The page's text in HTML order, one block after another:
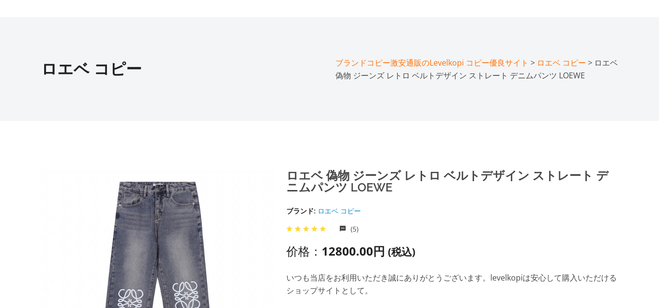
ロエベ コピー ブランドコピー激安通販のLevelkopi コピー優良サイト > ロエベ コピー > ロエベ
偽物 ジーンズ レトロ ベルトデザイン ストレート デニムパンツ LOEWE
ロエベ 偽物 ジーンズ レトロ ベルトデザイン ストレート デ
ニムパンツ LOEWE
ブランド: ロエベ コピー
(5)
价格： 12800.00円 (税込)
いつも当店をお利用いただき誠にありがとうございます。levelkopiは安心して購入いただける
ショップサイトとして。